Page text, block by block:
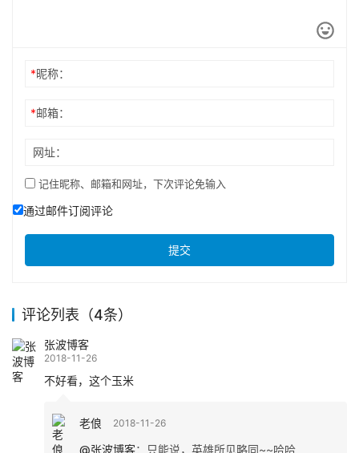
*昵称：
*邮箱：
网址：
记住昵称、邮箱和网址，下次评论免输入
通过邮件订阅评论
提交
评论列表（4条）
张波博客
2018-11-26
不好看，这个玉米
老俍 2018-11-26
@张波博客： 只能说，英雄所见略同~~哈哈